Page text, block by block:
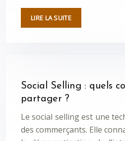
LIRE LA SUITE
Social Selling : quels
partager ?
Le social selling est une
des commerçants. Elle